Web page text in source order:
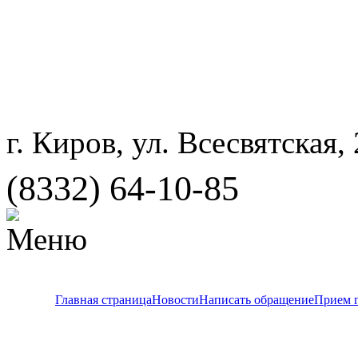
г. Киров, ул. Всесвятская,
(8332) 64-10-85
Главная страницаНовостиНаписать обращениеПрием